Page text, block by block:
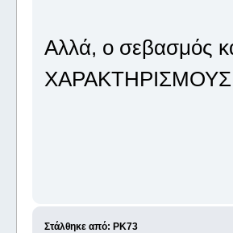
Αλλά, ο σεβασμός
ΧΑΡΑΚΤΗΡΙΣΜΟΥΣ,
Στάλθηκε από: PK73